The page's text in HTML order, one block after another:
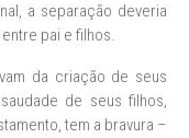
a separação deveria
pai e filhos.
da criação de seus
de seus filhos,
tem a bravura –